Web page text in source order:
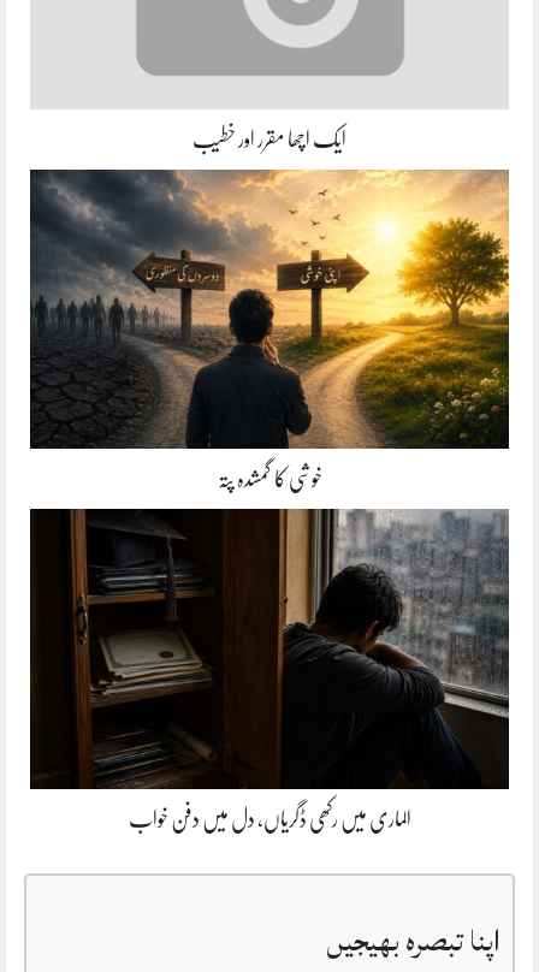
ایک اچھا مقرر اور خطیب
خوشی کا گمشدہ پتہ
الماری میں رکھی ڈگریاں، دل میں دفن خواب
اپنا تبصرہ بھیجیں